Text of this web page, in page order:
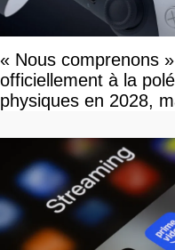
« Nous comprenons
officiellement à la
physiques en 2028,